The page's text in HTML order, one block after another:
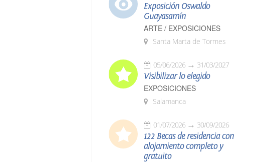
Exposición Oswaldo
Guayasamín
ARTE / EXPOSICIONES
Santa Marta de Tormes
05/06/2026 31/03/2027
Visibilizar lo elegido
EXPOSICIONES
Salamanca
01/07/2026 30/09/2026
122 Becas de residencia con
alojamiento completo y
gratuito